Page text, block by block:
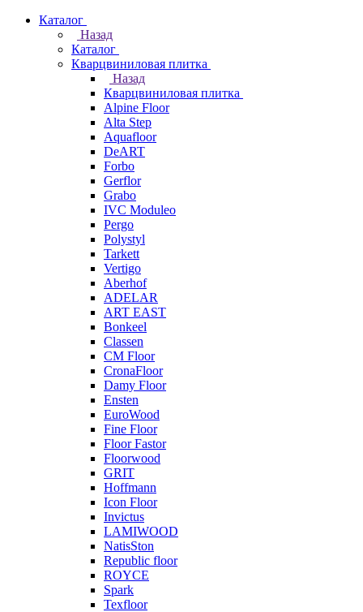
Каталог
Назад
Каталог
Кварцвиниловая плитка
Назад
Кварцвиниловая плитка
Alpine Floor
Alta Step
Aquafloor
DeART
Forbo
Gerflor
Grabo
IVC Moduleo
Pergo
Polystyl
Tarkett
Vertigo
Aberhof
ADELAR
ART EAST
Bonkeel
Classen
CM Floor
CronaFloor
Damy Floor
Ensten
EuroWood
Fine Floor
Floor Fastor
Floorwood
GRIT
Hoffmann
Icon Floor
Invictus
LAMIWOOD
NatisSton
Republic floor
ROYCE
Spark
Texfloor